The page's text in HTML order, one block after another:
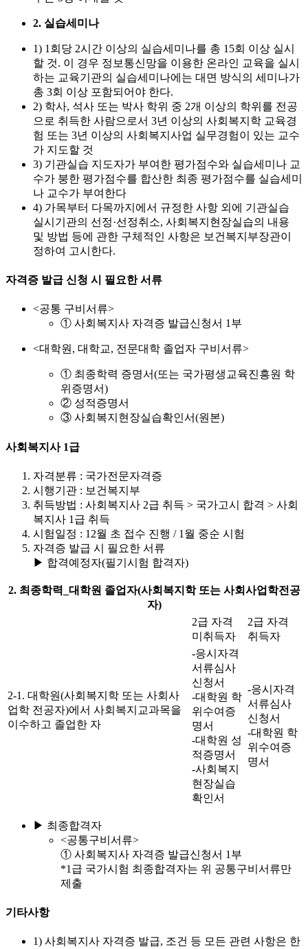
2. 실습세미나
1) 1회당 2시간 이상의 실습세미나를 총 15회 이상 실시
할 것. 이 경우 정보통신망을 이용한 온라인 교육을 실시
하는 교육기관의 실습세미나에는 대면 방식의 세미나가
총 3회 이상 포함되어야 한다.
2) 학사, 석사 또는 박사 학위 중 2개 이상의 학위를 전공
으로 취득한 사람으로서 3년 이상의 사회복지학 교육경
험 또는 3년 이상의 사회복지사업 실무경험이 있는 교수
가 지도할 것
3) 기관실습 지도자가 부여한 평가점수와 실습세미나 교
수가 붕한 평가점수를 합산한 최종 평가점수를 실습세미
나 교수가 부여한다
4) 가목부터 다목까지에서 규정한 사항 외에 기관실습
실시기관의 선정·선정취소, 사회복지현장실습의 내용
및 방법 등에 관한 구체적인 사항은 보건복지부장관이
정하여 고시한다.
자격증 발급 신청 시 필요한 서류
<공통 구비서류>
① 사회복지사 자격증 발급신청서 1부
<대학원, 대학교, 전문대학 졸업자 구비서류>
① 최종학력 증명서(또는 국가평생교육진흥원 학
위증명서)
② 성적증명서
③ 사회복지현장실습확인서(원본)
사회복지사 1급
자격분류 : 국가전문자격증
시행기관 : 보건복지부
취득방법 : 사회복지사 2급 취득 > 국가고시 합격 > 사회
복지사 1급 취득
시험일정 : 12월 초 접수 진행 / 1월 중순 시험
자격증 발급 시 필요한 서류
▶ 합격예정자(필기시험 합격자)
2. 최종학력_대학원 졸업자(사회복지학 또는 사회사업학전공
자)
2-1. 대학원(사회복지학 또는 사회사
업학 전공자)에서 사회복지교과목을
이수하고 졸업한 자
2급 자격
미취득자
2급 자격
취득자
-응시자격
서류심사
신청서
-대학원 학
위수여증
명서
-대학원 성
적증명서
-사회복지
현장실습
확인서
-응시자격
서류심사
신청서
-대학원 학
위수여증
명서
▶ 최종합격자
<공통구비서류>
① 사회복지사 자격증 발급신청서 1부
*1급 국가시험 최종합격자는 위 공통구비서류만
제출
기타사항
1) 사회복지사 자격증 발급, 조건 등 모든 관련 사항은 한